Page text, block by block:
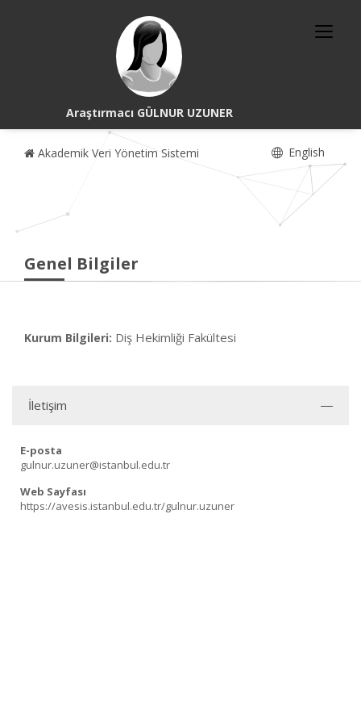
Araştırmacı GÜLNUR UZUNER
Akademik Veri Yönetim Sistemi English
Genel Bilgiler
Kurum Bilgileri: Diş Hekimliği Fakültesi
İletişim
E-posta
gulnur.uzuner@istanbul.edu.tr
Web Sayfası
https://avesis.istanbul.edu.tr/gulnur.uzuner